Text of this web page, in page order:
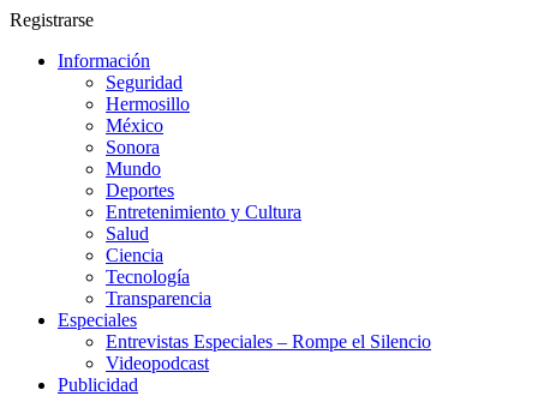
Registrarse
Información
Seguridad
Hermosillo
México
Sonora
Mundo
Deportes
Entretenimiento y Cultura
Salud
Ciencia
Tecnología
Transparencia
Especiales
Entrevistas Especiales – Rompe el Silencio
Videopodcast
Publicidad